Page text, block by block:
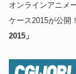
オンラインアニメ
ケース2015が公開！
2015」